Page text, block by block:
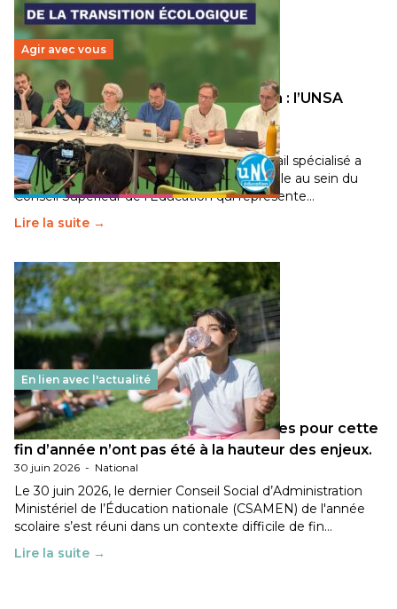
Agir avec vous
Transition écologique de l’éducation : l’UNSA
Éducation fait bouger les lignes
30 juin 2026-National
Pendant plusieurs mois, un groupe de travail spécialisé a
travaillé sur la transition écologique de l’Ecole au sein du
Conseil Supérieur de l’Éducation qui représente…
Lire la suite →
En lien avec l'actualité
Les décisions ministérielles attendues pour cette
fin d’année n’ont pas été à la hauteur des enjeux.
30 juin 2026 - National
Le 30 juin 2026, le dernier Conseil Social d’Administration
Ministériel de l’Éducation nationale (CSAMEN) de l'année
scolaire s’est réuni dans un contexte difficile de fin…
Lire la suite →